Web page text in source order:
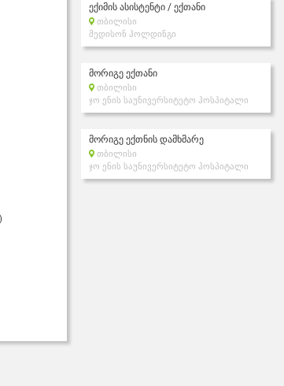
ექიმის ასისტენტი / ექთანი
თბილისი
მედისონ ჰოლდინგი
მორიგე ექთანი
თბილისი
ჯო ენის საუნივერსიტეტო ჰოსპიტალი
მორიგე ექთნის დამხმარე
თბილისი
ჯო ენის საუნივერსიტეტო ჰოსპიტალი